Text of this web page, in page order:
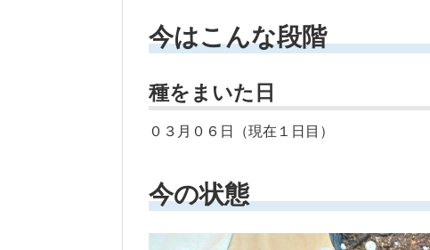
今はこんな段階
種をまいた日
０３月０６日（現在１日目）
今の状態